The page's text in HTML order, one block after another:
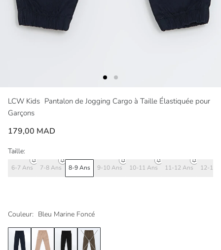
LCW Kids Pantalon de Jogging Cargo à Taille Élastiquée pour
Garçons
179,00 MAD
Couleur: Bleu Marine Foncé
Taille:
6-7 Ans 7-8 Ans 8-9 Ans 9-10 Ans 10-11 Ans 11-12 Ans 12-13